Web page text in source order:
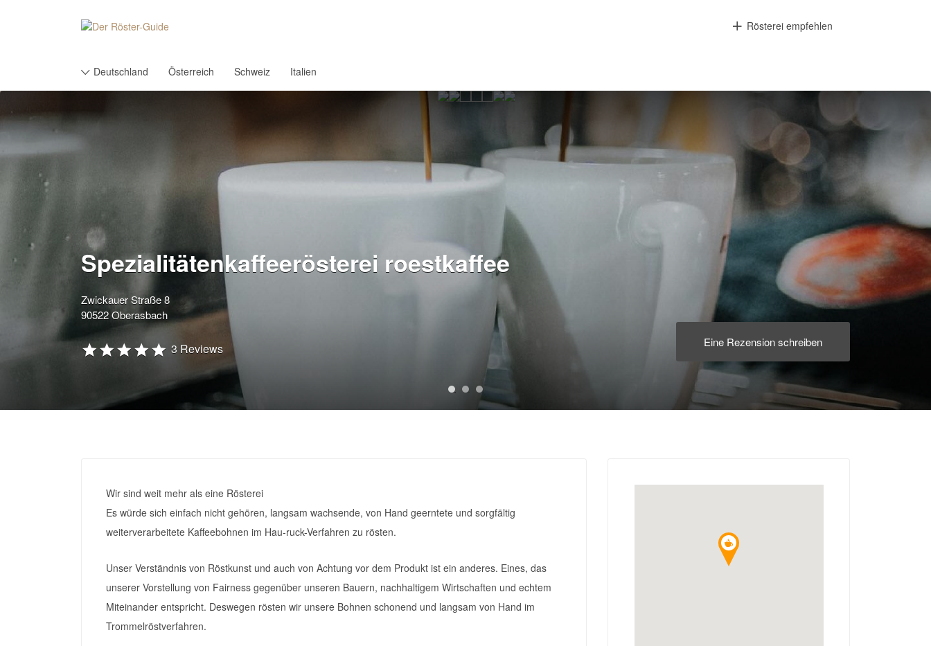
Rösterei empfehlen
Suchen
nach:
Deutschland Österreich Schweiz Italien
Spezialitätenkaffeerösterei roestkaffee
Zwickauer Straße 8
90522 Oberasbach
3 Reviews Eine Rezension schreiben
Wir sind weit mehr als eine Rösterei
Es würde sich einfach nicht gehören, langsam wachsende, von Hand geerntete und sorgfältig
weiterverarbeitete Kaffeebohnen im Hau-ruck-Verfahren zu rösten.
Unser Verständnis von Röstkunst und auch von Achtung vor dem Produkt ist ein anderes. Eines, das
unserer Vorstellung von Fairness gegenüber unseren Bauern, nachhaltigem Wirtschaften und echtem
Miteinander entspricht. Deswegen rösten wir unsere Bohnen schonend und langsam von Hand im
Trommelröstverfahren.